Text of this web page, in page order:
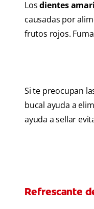
Losdientes
causadas por
frutos rojos.
Si te preocupan
bucal ayuda a
ayuda a sellar
Refrescante